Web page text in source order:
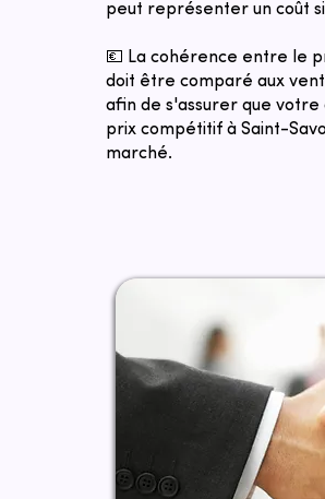
peut représenter un coût
💶 La cohérence entre le
doit être comparé aux
afin de s'assurer que
prix compétitif à Saint-
marché.